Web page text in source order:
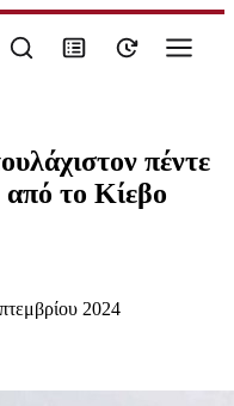
πέντε
το Κίεβο
2024